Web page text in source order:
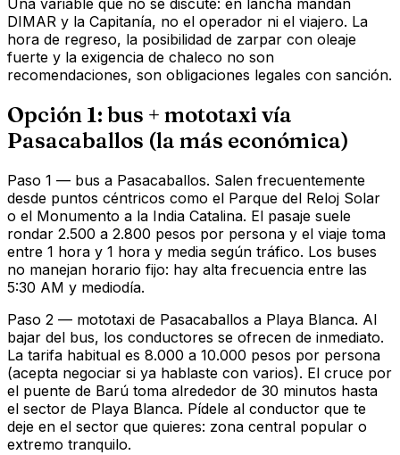
Una variable que no se discute: en lancha mandan
DIMAR y la Capitanía, no el operador ni el viajero. La
hora de regreso, la posibilidad de zarpar con oleaje
fuerte y la exigencia de chaleco no son
recomendaciones, son obligaciones legales con sanción.
Opción 1: bus + mototaxi vía
Pasacaballos (la más económica)
Paso 1 — bus a Pasacaballos. Salen frecuentemente
desde puntos céntricos como el Parque del Reloj Solar
o el Monumento a la India Catalina. El pasaje suele
rondar 2.500 a 2.800 pesos por persona y el viaje toma
entre 1 hora y 1 hora y media según tráfico. Los buses
no manejan horario fijo: hay alta frecuencia entre las
5:30 AM y mediodía.
Paso 2 — mototaxi de Pasacaballos a Playa Blanca. Al
bajar del bus, los conductores se ofrecen de inmediato.
La tarifa habitual es 8.000 a 10.000 pesos por persona
(acepta negociar si ya hablaste con varios). El cruce por
el puente de Barú toma alrededor de 30 minutos hasta
el sector de Playa Blanca. Pídele al conductor que te
deje en el sector que quieres: zona central popular o
extremo tranquilo.